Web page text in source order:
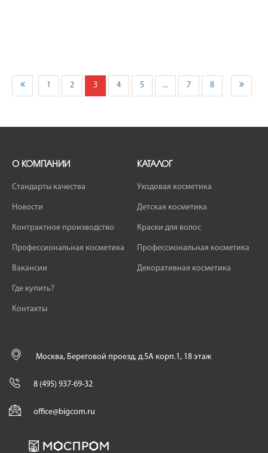
1 2 3 4 5 ... 7 8
О КОМПАНИИ
Стандарты качества
Новости
Контрактное производство
Профессиональная косметика
Вакансии
Где купить?
Контакты
КАТАЛОГ
Уходовая косметика
Детская косметика
Краски для волос
Профессиональная косметика
Декоративная косметика
Москва, Береговой проезд, д.5А корп.1, 18 этаж
8 (495) 937-69-32
office@bigcom.ru